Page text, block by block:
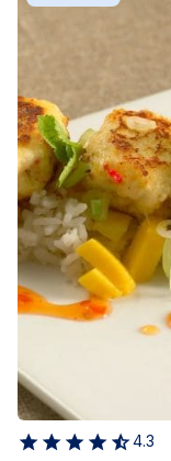
4.3